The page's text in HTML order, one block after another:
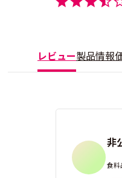
レビュー製品情報
非
食料